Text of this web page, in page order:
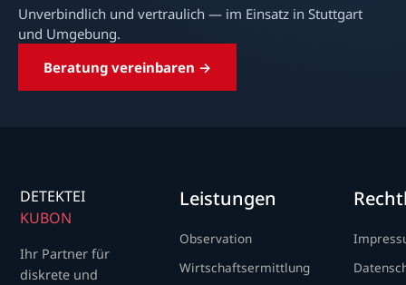
Unverbindlich und vertraulich — im Einsatz in Stuttgart
und Umgebung.
Beratung vereinbaren →
DETEKTEI
KUBON
Ihr Partner für
diskrete und
Leistungen
Observation
Wirtschaftsermittlung